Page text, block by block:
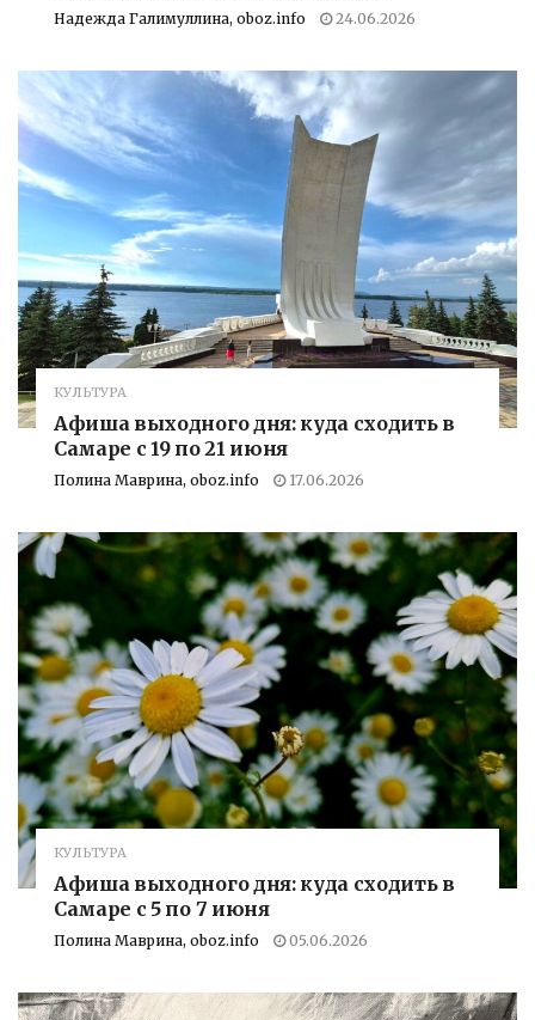
Надежда Галимуллина, oboz.info 24.06.2026
КУЛЬТУРА
Афиша выходного дня: куда сходить в
Самаре с 19 по 21 июня
Полина Маврина, oboz.info 17.06.2026
КУЛЬТУРА
Афиша выходного дня: куда сходить в
Самаре с 5 по 7 июня
Полина Маврина, oboz.info 05.06.2026